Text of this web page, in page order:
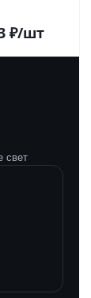
₽/шт
свет